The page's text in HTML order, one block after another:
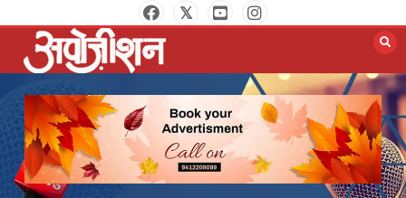
to
content
Opposition Digital